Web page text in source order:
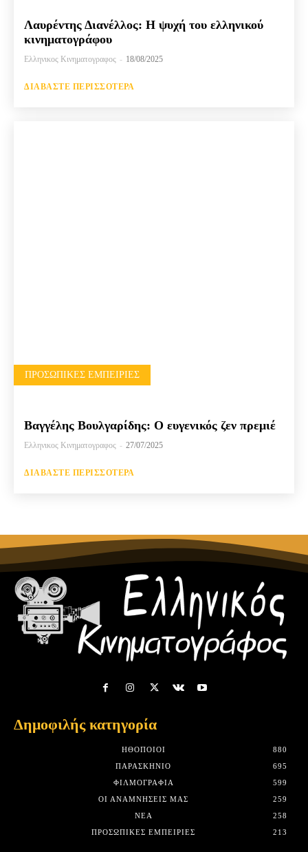
Λαυρέντης Διανέλλος: Η ψυχή του ελληνικού
κινηματογράφου
Ελληνικος Κινηματογραφος - 18/08/2025
ΔΙΑΒΆΣΤΕ ΠΕΡΙΣΣΌΤΕΡΑ
ΠΡΟΣΩΠΙΚΈΣ ΕΜΠΕΙΡΊΕΣ
Βαγγέλης Βουλγαρίδης: Ο ευγενικός ζεν πρεμιέ
Ελληνικος Κινηματογραφος - 27/07/2025
ΔΙΑΒΆΣΤΕ ΠΕΡΙΣΣΌΤΕΡΑ
Δημοφιλής κατηγορία
HΘΟΠΟΙΟΊ
880
ΠΑΡΑΣΚΉΝΙΟ
695
ΦΙΛΜΟΓΡΑΦΊΑ
599
ΟΙ ΑΝΑΜΝΉΣΕΙΣ ΜΑΣ
259
ΝΈΑ
258
ΠΡΟΣΩΠΙΚΈΣ ΕΜΠΕΙΡΊΕΣ
213